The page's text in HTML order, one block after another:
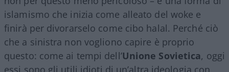
islamismo che inizia come alleato del woke e
finirà per divorarselo come cibo halal. Perché ciò
che a sinistra non vogliono capire è proprio
questo: come ai tempi dell’Unione Sovietica, oggi
essi sono gli utili idioti di un’altra ideologia con